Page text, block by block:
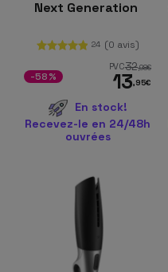
Next Generation
24 (0 avis)
PVC32,98€
13,95€
-58%
En stock!
Recevez-le en 24/48h
ouvrées